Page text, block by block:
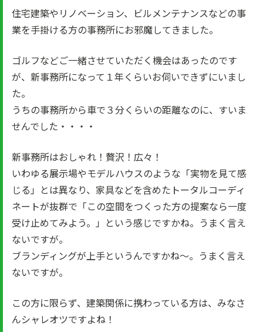
住宅建築やリノベーション、ビルメンテナンスなどの事
業を手掛ける方の事務所にお邪魔してきました。
ゴルフなどご一緒させていただく機会はあったのです
が、新事務所になって１年くらいお伺いできずにいまし
た。
うちの事務所から車で３分くらいの距離なのに、すいま
せんでした・・・・
新事務所はおしゃれ！贅沢！広々！
いわゆる展示場やモデルハウスのような「実物を見て感
じる」とは異なり、家具などを含めたトータルコーディ
ネートが抜群で「この空間をつくった方の提案なら一度
受け止めてみよう。」という感じですかね。うまく言え
ないですが。
ブランディングが上手というんですかね～。うまく言え
ないですが。
この方に限らず、建築関係に携わっている方は、みなさ
んシャレオツですよね！